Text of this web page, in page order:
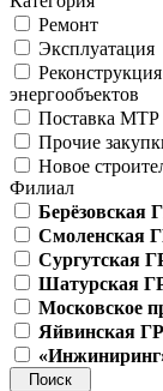
Ремонт
Эксплуатация
энергообъектов
Поставка МТР
Прочие
Новое
Филиал
Берёзовская
Смоленская
Сургутская
Шатурская
Московское
Яйвинская